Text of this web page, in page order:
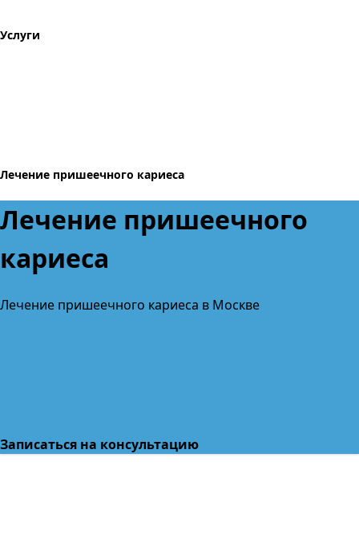
Услуги
Лечение пришеечного кариеса
Лечение пришеечного
кариеса
Лечение пришеечного кариеса в Москве
Записаться на консультацию